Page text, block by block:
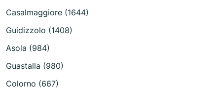
Casalmaggiore (1644)
Guidizzolo (1408)
Asola (984)
Guastalla (980)
Colorno (667)